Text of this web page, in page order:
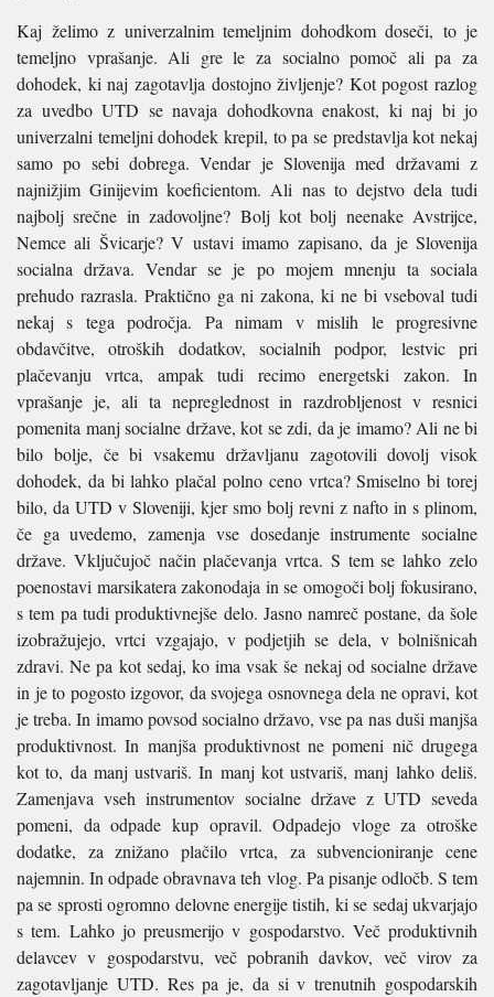
Kaj želimo z univerzalnim temeljnim dohodkom doseči, to je
temeljno vprašanje. Ali gre le za socialno pomoč ali pa za
dohodek, ki naj zagotavlja dostojno življenje? Kot pogost razlog
za uvedbo UTD se navaja dohodkovna enakost, ki naj bi jo
univerzalni temeljni dohodek krepil, to pa se predstavlja kot nekaj
samo po sebi dobrega. Vendar je Slovenija med državami z
najnižjim Ginijevim koeficientom. Ali nas to dejstvo dela tudi
najbolj srečne in zadovoljne? Bolj kot bolj neenake Avstrijce,
Nemce ali Švicarje? V ustavi imamo zapisano, da je Slovenija
socialna država. Vendar se je po mojem mnenju ta sociala
prehudo razrasla. Praktično ga ni zakona, ki ne bi vseboval tudi
nekaj s tega področja. Pa nimam v mislih le progresivne
obdavčitve, otroških dodatkov, socialnih podpor, lestvic pri
plačevanju vrtca, ampak tudi recimo energetski zakon. In
vprašanje je, ali ta nepreglednost in razdrobljenost v resnici
pomenita manj socialne države, kot se zdi, da je imamo? Ali ne bi
bilo bolje, če bi vsakemu državljanu zagotovili dovolj visok
dohodek, da bi lahko plačal polno ceno vrtca? Smiselno bi torej
bilo, da UTD v Sloveniji, kjer smo bolj revni z nafto in s plinom,
če ga uvedemo, zamenja vse dosedanje instrumente socialne
države. Vključujoč način plačevanja vrtca. S tem se lahko zelo
poenostavi marsikatera zakonodaja in se omogoči bolj fokusirano,
s tem pa tudi produktivnejše delo. Jasno namreč postane, da šole
izobražujejo, vrtci vzgajajo, v podjetjih se dela, v bolnišnicah
zdravi. Ne pa kot sedaj, ko ima vsak še nekaj od socialne države
in je to pogosto izgovor, da svojega osnovnega dela ne opravi, kot
je treba. In imamo povsod socialno državo, vse pa nas duši manjša
produktivnost. In manjša produktivnost ne pomeni nič drugega
kot to, da manj ustvariš. In manj kot ustvariš, manj lahko deliš.
Zamenjava vseh instrumentov socialne države z UTD seveda
pomeni, da odpade kup opravil. Odpadejo vloge za otroške
dodatke, za znižano plačilo vrtca, za subvencioniranje cene
najemnin. In odpade obravnava teh vlog. Pa pisanje odločb. S tem
pa se sprosti ogromno delovne energije tistih, ki se sedaj ukvarjajo
s tem. Lahko jo preusmerijo v gospodarstvo. Več produktivnih
delavcev v gospodarstvu, več pobranih davkov, več virov za
zagotavljanje UTD. Res pa je, da si v trenutnih gospodarskih